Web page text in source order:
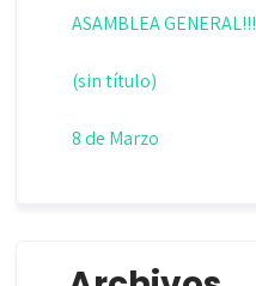
ASAMBLEA GENERAL!!!
(sin título)
8 de Marzo